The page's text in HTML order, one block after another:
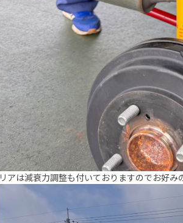
リアは減衰力調整も付いておりますのでお好み